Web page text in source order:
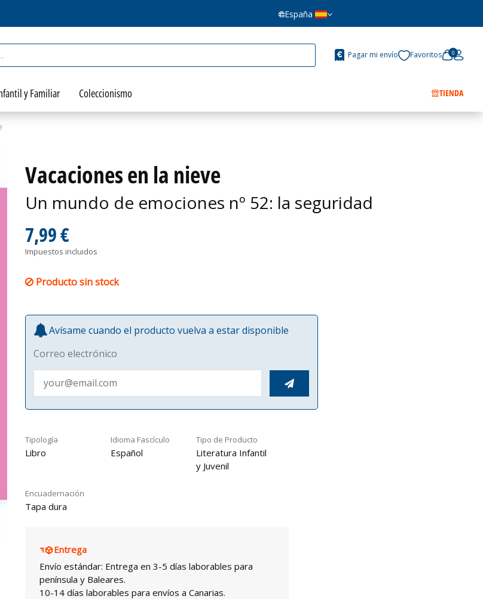
España
Pagar mi envío Favoritos 0
y Familiar Coleccionismo TIENDA
Vacaciones en la nieve
Un mundo de emociones nº 52: la seguridad
7,99 €
Impuestos incluidos
Producto sin stock
Avísame cuando el producto vuelva a estar disponible
Correo electrónico

Tipología
Libro
Idioma Fascículo
Español
Tipo de Producto
Literatura Infantil
y Juvenil
Encuadernación
Tapa dura
Entrega
Envío estándar: Entrega en 3-5 días laborables para
península y Baleares.
10-14 días laborables para envíos a Canarias.